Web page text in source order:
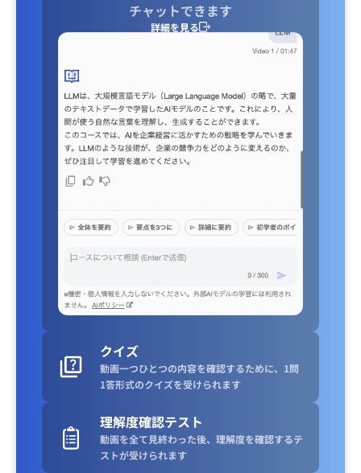
チャットできます
詳細を見る
クイズ
動画一つひとつの内容を確認するために、1問
1答形式のクイズを受けられます
理解度確認テスト
動画を全て見終わった後、理解度を確認するテ
ストが受けられます